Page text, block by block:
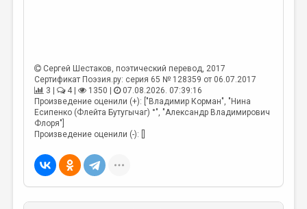
ДЕТСКАЯ КОМНАТА
КНИЖНАЯ ПОЛКА
ОБЗОР ЛИТЕРАТУРЫ
ОБЪЯВЛЕНИЯ
Сергей Шестаков, поэтический перевод, 2017
Сертификат Поэзия.ру: серия 65 № 128359 от 06.07.2017
3 |
4 | 1350 |
07.08.2026. 07:39:16
Произведение оценили (+): ["Владимир Корман", "Нина
Есипенко (Флейта Бутугычаг) °", "Александр Владимирович
Флоря"]
Произведение оценили (-): []